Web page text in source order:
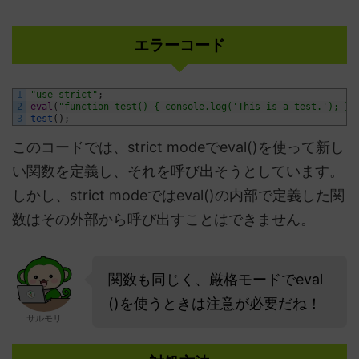
エラーコード
1
2
3
"use strict" ;
eval ( "function test() { console.log('This is a test.'); }"
test ( ) ;
このコードでは、strict modeでeval()を使って新し
い関数を定義し、それを呼び出そうとしています。
しかし、strict modeではeval()の内部で定義した関
数はその外部から呼び出すことはできません。
サルモリ
関数も同じく、厳格モードでeval
()を使うときは注意が必要だね！